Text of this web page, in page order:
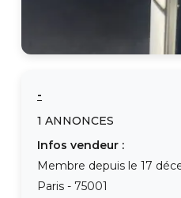
-
1 ANNONCES
Infos vendeur :
Membre depuis le 17
Paris - 75001